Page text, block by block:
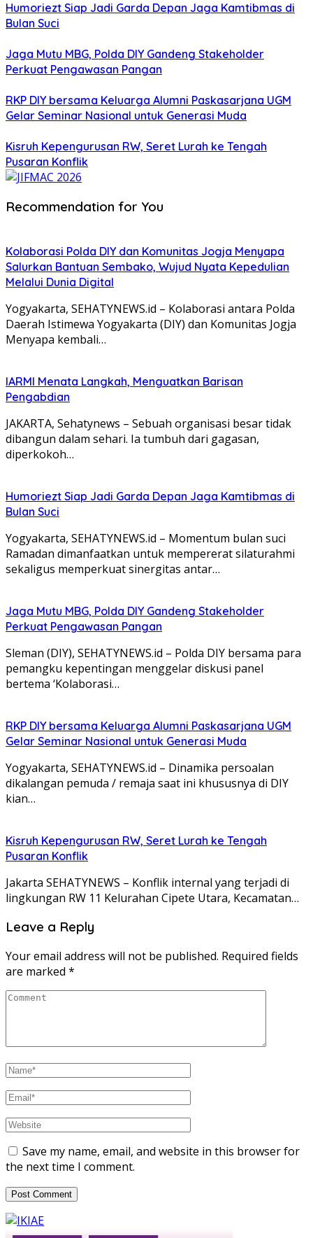
Humoriezt Siap Jadi Garda Depan Jaga Kamtibmas di
Bulan Suci
Jaga Mutu MBG, Polda DIY Gandeng Stakeholder
Perkuat Pengawasan Pangan
RKP DIY bersama Keluarga Alumni Paskasarjana UGM
Gelar Seminar Nasional untuk Generasi Muda
Kisruh Kepengurusan RW, Seret Lurah ke Tengah
Pusaran Konflik
Recommendation for You
Kolaborasi Polda DIY dan Komunitas Jogja Menyapa
Salurkan Bantuan Sembako, Wujud Nyata Kepedulian
Melalui Dunia Digital
Yogyakarta, SEHATYNEWS.id – Kolaborasi antara Polda
Daerah Istimewa Yogyakarta (DIY) dan Komunitas Jogja
Menyapa kembali…
IARMI Menata Langkah, Menguatkan Barisan
Pengabdian
JAKARTA, Sehatynews – Sebuah organisasi besar tidak
dibangun dalam sehari. Ia tumbuh dari gagasan,
diperkokoh…
Humoriezt Siap Jadi Garda Depan Jaga Kamtibmas di
Bulan Suci
Yogyakarta, SEHATYNEWS.id – Momentum bulan suci
Ramadan dimanfaatkan untuk mempererat silaturahmi
sekaligus memperkuat sinergitas antar…
Jaga Mutu MBG, Polda DIY Gandeng Stakeholder
Perkuat Pengawasan Pangan
Sleman (DIY), SEHATYNEWS.id – Polda DIY bersama para
pemangku kepentingan menggelar diskusi panel
bertema ‘Kolaborasi…
RKP DIY bersama Keluarga Alumni Paskasarjana UGM
Gelar Seminar Nasional untuk Generasi Muda
Yogyakarta, SEHATYNEWS.id – Dinamika persoalan
dikalangan pemuda / remaja saat ini khususnya di DIY
kian…
Kisruh Kepengurusan RW, Seret Lurah ke Tengah
Pusaran Konflik
Jakarta SEHATYNEWS – Konflik internal yang terjadi di
lingkungan RW 11 Kelurahan Cipete Utara, Kecamatan…
Leave a Reply
Your email address will not be published. Required fields
are marked *
Save my name, email, and website in this browser for
the next time I comment.